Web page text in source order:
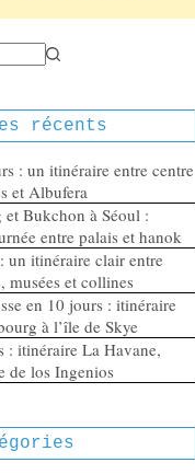
récents
: un itinéraire entre centre
et Albufera
Bukchon à Séoul :
entre palais et hanok
un itinéraire clair entre
musées et collines
en 10 jours : itinéraire
à l’île de Skye
: itinéraire La Havane,
de los Ingenios